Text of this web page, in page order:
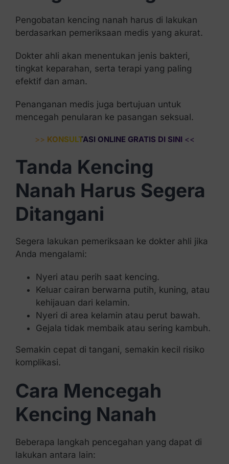
Pengobatan kencing nanah harus di lakukan
berdasarkan pemeriksaan medis yang akurat.
Dokter ahli akan menentukan jenis bakteri,
tingkat keparahan, serta terapi yang paling
efektif dan aman.
Penanganan medis juga bertujuan untuk
mencegah penularan ke pasangan seksual.
>> KONSULTASI ONLINE GRATIS DI SINI <<
Tanda Kencing
Nanah Harus Segera
Ditangani
Segera lakukan pemeriksaan ke dokter ahli jika
Anda mengalami:
Nyeri atau perih saat kencing.
Keluar cairan berwarna putih, kuning, atau
kehijauan dari kelamin.
Nyeri di area kelamin atau perut bawah.
Gejala tidak membaik atau sering kambuh.
Semakin cepat di tangani, semakin kecil risiko
komplikasi.
Cara Mencegah
Kencing Nanah
Beberapa langkah pencegahan yang dapat di
lakukan antara lain: